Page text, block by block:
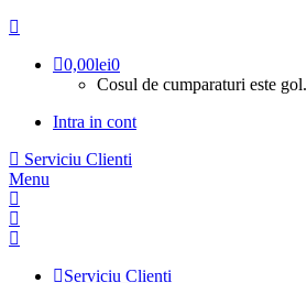
0,00lei0
Cosul de cumparaturi este gol.
Intra in cont
Serviciu Clienti
Menu
Serviciu Clienti